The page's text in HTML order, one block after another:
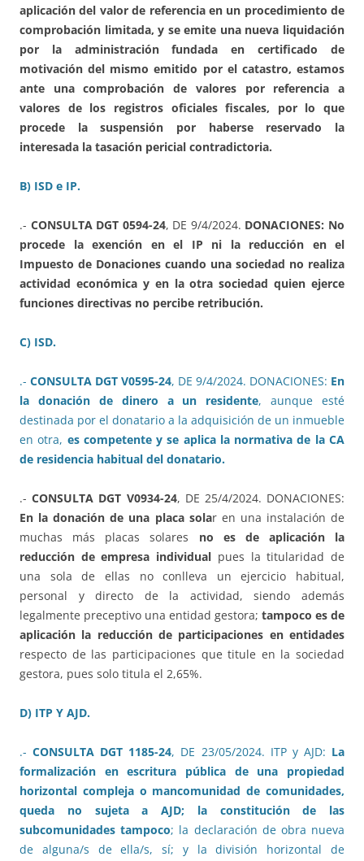
aplicación del valor de referencia en un procedimiento de
comprobación limitada, y se emite una nueva liquidación
por la administración fundada en certificado de
motivación del mismo emitido por el catastro, estamos
ante una comprobación de valores por referencia a
valores de los registros oficiales fiscales, por lo que
procede la suspensión por haberse reservado la
interesada la tasación pericial contradictoria.
B) ISD e IP.
.- CONSULTA DGT 0594-24, DE 9/4/2024. DONACIONES: No
procede la exención en el IP ni la reducción en el
Impuesto de Donaciones cuando una sociedad no realiza
actividad económica y en la otra sociedad quien ejerce
funciones directivas no percibe retribución.
C) ISD.
.- CONSULTA DGT V0595-24, DE 9/4/2024. DONACIONES: En
la donación de dinero a un residente, aunque esté
destinada por el donatario a la adquisición de un inmueble
en otra, es competente y se aplica la normativa de la CA
de residencia habitual del donatario.
.-CONSULTA DGT V0934-24, DE 25/4/2024. DONACIONES:
En la donación de una placa solar en una instalación de
muchas más placas solares no es de aplicación la
reducción de empresa individual pues la titularidad de
una sola de ellas no conlleva un ejercicio habitual,
personal y directo de la actividad, siendo además
legalmente preceptivo una entidad gestora; tampoco es de
aplicación la reducción de participaciones en entidades
respecto de las participaciones que titule en la sociedad
gestora, pues solo titula el 2,65%.
D) ITP Y AJD.
.-CONSULTA DGT 1185-24, DE 23/05/2024. ITP y AJD: La
formalización en escritura pública de una propiedad
horizontal compleja o mancomunidad de comunidades,
queda no sujeta a AJD; la constitución de las
subcomunidades tampoco; la declaración de obra nueva
de alguna/s de ella/s, sí; y la división horizontal de